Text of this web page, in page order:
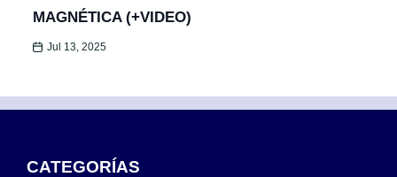
MAGNÉTICA (+VIDEO)
Jul 13, 2025
CATEGORÍAS